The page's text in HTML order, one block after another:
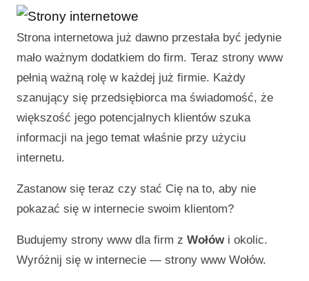
Strona internetowa już dawno przestała być jedynie
mało ważnym dodatkiem do firm. Teraz strony www
pełnią ważną rolę w każdej już firmie. Każdy
szanujący się przedsiębiorca ma świadomość, że
większość jego potencjalnych klientów szuka
informacji na jego temat właśnie przy użyciu
internetu.
Zastanow się teraz czy stać Cię na to, aby nie
pokazać się w internecie swoim klientom?
Budujemy strony www dla firm z Wołów i okolic.
Wyróżnij się w internecie — strony www Wołów.